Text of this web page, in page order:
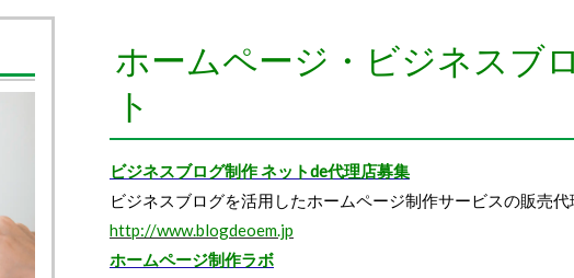
ホームページ・ビジネスブ
ト
ビジネスブログ制作 ネットde代理店募集
ビジネスブログを活用したホームページ制作サービスの販売
http://www.blogdeoem.jp
ホームページ制作ラボ